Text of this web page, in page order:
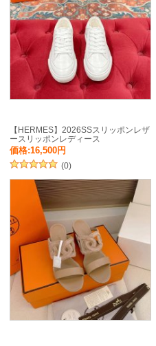
【HERMES】2026SSスリッポンレザ
ースリッポンレディース
価格:16,500円
(0)